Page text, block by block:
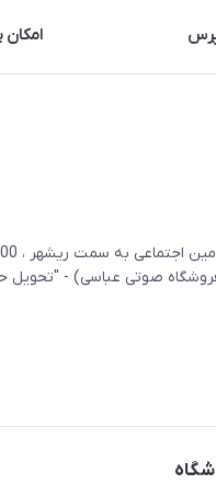
صوتی عباسی) - "تحویل